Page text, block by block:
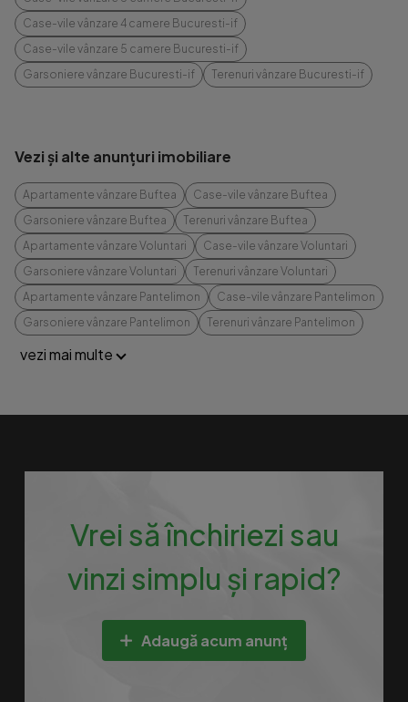
Case-vile vânzare 4 camere Bucuresti-if
Case-vile vânzare 5 camere Bucuresti-if
Garsoniere vânzare Bucuresti-if
Terenuri vânzare Bucuresti-if
Vezi și alte anunțuri imobiliare
Apartamente vânzare Buftea
Case-vile vânzare Buftea
Garsoniere vânzare Buftea
Terenuri vânzare Buftea
Apartamente vânzare Voluntari
Case-vile vânzare Voluntari
Garsoniere vânzare Voluntari
Terenuri vânzare Voluntari
Apartamente vânzare Pantelimon
Case-vile vânzare Pantelimon
Garsoniere vânzare Pantelimon
Terenuri vânzare Pantelimon
vezi mai multe
Vrei să închiriezi sau
vinzi simplu și rapid?
Adaugă acum anunț